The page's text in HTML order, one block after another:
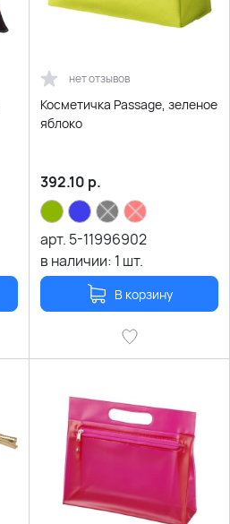
нет отзывов
Косметичка Passage, зеленое
яблоко
392.10 р.
арт. 5-11996902
в наличии: 1 шт.
В корзину